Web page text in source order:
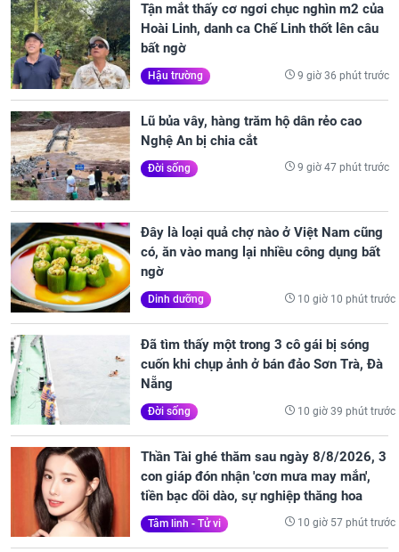
Tận mắt thấy cơ ngơi chục nghìn m2 của
Hoài Linh, danh ca Chế Linh thốt lên câu
bất ngờ
Hậu trường 9 giờ 36 phút trước
Lũ bủa vây, hàng trăm hộ dân rẻo cao
Nghệ An bị chia cắt
Đời sống 9 giờ 47 phút trước
Đây là loại quả chợ nào ở Việt Nam cũng
có, ăn vào mang lại nhiều công dụng bất
ngờ
Dinh dưỡng 10 giờ 10 phút trước
Đã tìm thấy một trong 3 cô gái bị sóng
cuốn khi chụp ảnh ở bán đảo Sơn Trà, Đà
Nẵng
Đời sống 10 giờ 39 phút trước
Thần Tài ghé thăm sau ngày 8/8/2026, 3
con giáp đón nhận 'cơn mưa may mắn',
tiền bạc dồi dào, sự nghiệp thăng hoa
Tâm linh - Tử vi 10 giờ 57 phút trước